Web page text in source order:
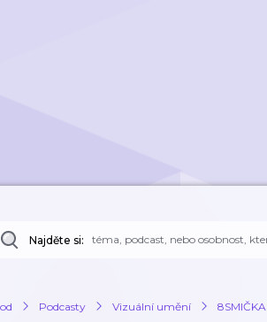
Najděte si:
Podcasty Vizuální umění